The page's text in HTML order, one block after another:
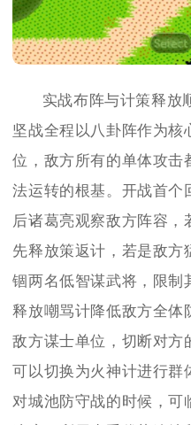
实战布阵与计策释放
坚战全程以八卦阵作为核
位，敌方所有的单体攻击
法运转的根基。开战首个
后诸葛亮观察敌方阵容，
先释放策返计，若是敌方
锢两名低智谋武将，限制
释放嘲骂计降低敌方全体
敌方谋士单位，切断对方
可以切换为火神计进行群
对城池防守战的时候，可